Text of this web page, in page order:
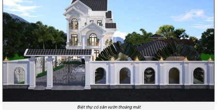
Biệt thự có sân vườn thoáng mát